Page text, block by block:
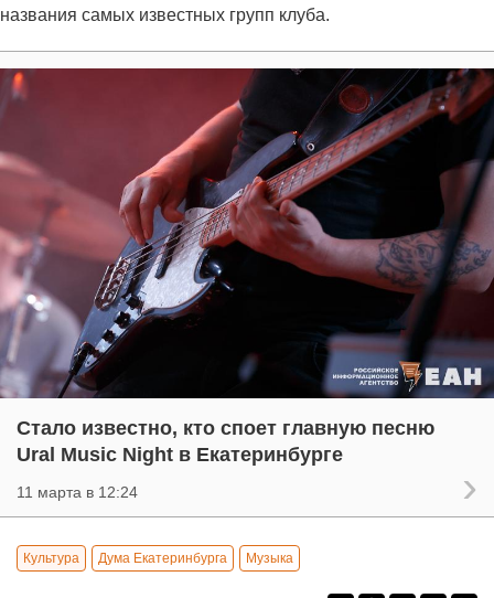
названия самых известных групп клуба.
Стало известно, кто споет главную песню
Ural Music Night в Екатеринбурге
11 марта в 12:24
Культура Дума Екатеринбурга Музыка